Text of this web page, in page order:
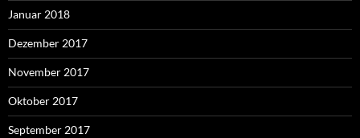
Januar 2018
Dezember 2017
November 2017
Oktober 2017
September 2017